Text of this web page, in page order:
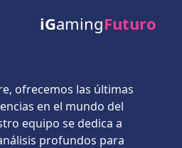
iGamingFuturo
ofrecemos las últimas
en el mundo del
equipo se dedica a
profundos para